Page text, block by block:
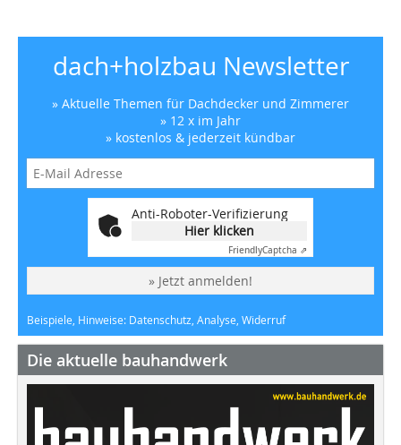
dach+holzbau Newsletter
» Aktuelle Themen für Dachdecker und Zimmerer
» 12 x im Jahr
» kostenlos & jederzeit kündbar
Anti-Roboter-Verifizierung
Hier klicken
FriendlyCaptcha ⇗
» Jetzt anmelden!
Beispiele, Hinweise: Datenschutz, Analyse, Widerruf
Die aktuelle bauhandwerk